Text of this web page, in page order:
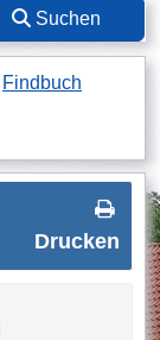
Suchen
Findbuch
Drucken